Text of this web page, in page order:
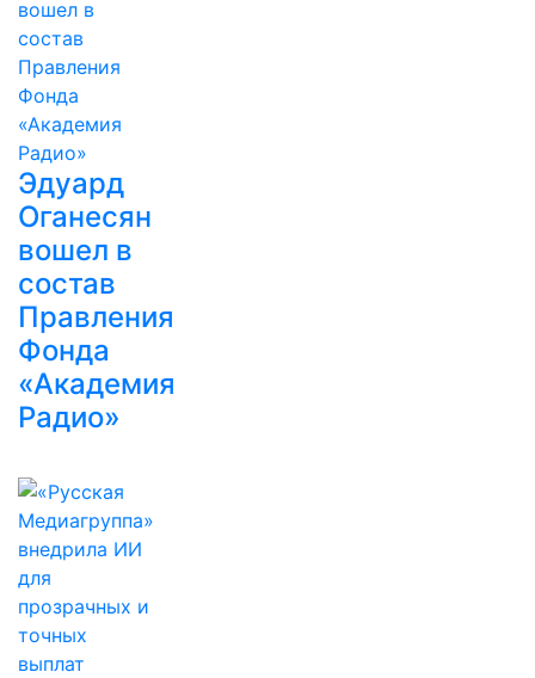
Эдуард
Оганесян
вошел в
состав
Правления
Фонда
«Академия
Радио»